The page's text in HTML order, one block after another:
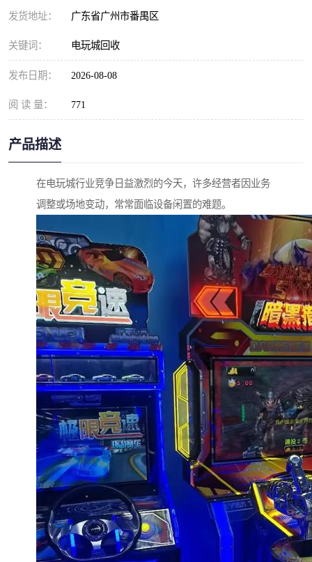
发货地址： 广东省广州市番禺区
关键词： 电玩城回收
发布日期： 2026-08-08
阅 读 量： 771
产品描述
在电玩城行业竞争日益激烈的今天，许多经营者因业务
调整或场地变动，常常面临设备闲置的难题。